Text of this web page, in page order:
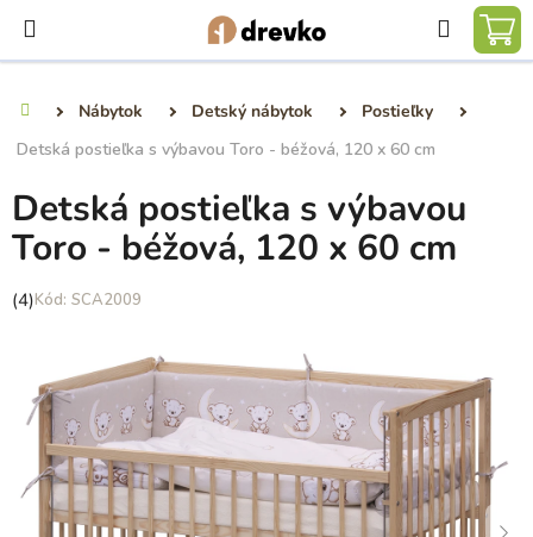
obsah
Hľadať
Nábytok Detský nábytok
Postieľky
Detská postieľka s výbavou Toro - béžová, 120 x 60 cm
Detská postieľka s výbavou
Toro - béžová, 120 x 60 cm
Priemerné
5,0
hviezdičiek.
(4) SCA2009